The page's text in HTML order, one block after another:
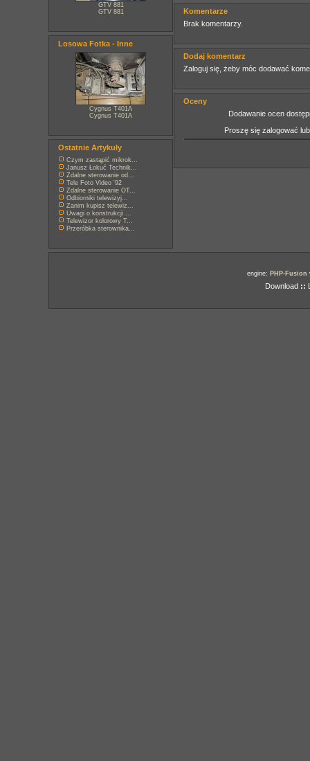
GTV 881
GTV 881
Losowa Fotka - Inne
Cygnus T401A
Cygnus T401A
Ostatnie Artykuły
Czym zastąpić mikrok...
Janusz Łokuć Technik...
Zdalne sterowanie od...
Tele Foto Video '92
Zdalne sterowanie OT...
Odbiorniki telewizyj...
Zanim kupisz telewiz...
Uwagi o konstrukcji ...
Telewizor kolorowy T...
Przeróbka sterownika...
Komentarze
Brak komentarzy.
Dodaj komentarz
Zaloguj się, żeby móc dodawać
Oceny
Dodawanie ocen
Proszę się zalogować
engine: PHP-Fusion
Download ::